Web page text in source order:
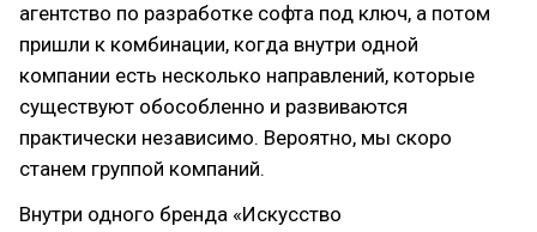
агентство по разработке софта под ключ, а потом
пришли к комбинации, когда внутри одной
компании есть несколько направлений, которые
существуют обособленно и развиваются
практически независимо. Вероятно, мы скоро
станем группой компаний.
Внутри одного бренда «Искусство